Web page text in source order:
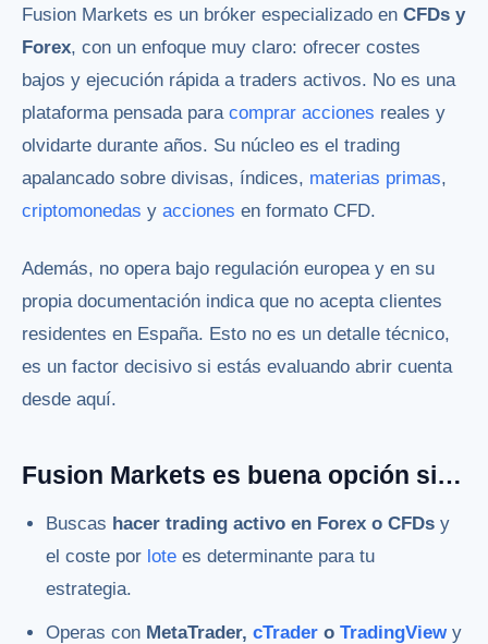
Fusion Markets es un bróker especializado en CFDs y
Forex, con un enfoque muy claro: ofrecer costes
bajos y ejecución rápida a traders activos. No es una
plataforma pensada para comprar acciones reales y
olvidarte durante años. Su núcleo es el trading
apalancado sobre divisas, índices, materias primas,
criptomonedas y acciones en formato CFD.
Además, no opera bajo regulación europea y en su
propia documentación indica que no acepta clientes
residentes en España. Esto no es un detalle técnico,
es un factor decisivo si estás evaluando abrir cuenta
desde aquí.
Fusion Markets es buena opción si…
Buscas hacer trading activo en Forex o CFDs y
el coste por lote es determinante para tu
estrategia.
Operas con MetaTrader,cTrader oTradingViewy